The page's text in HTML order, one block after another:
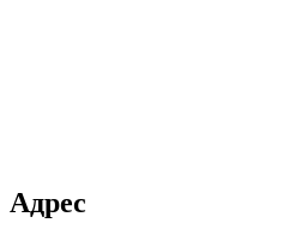
Адрес